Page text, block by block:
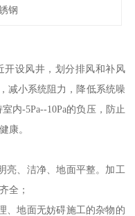
钢
开设风井，划分排风和补风
减小系统阻力，降低系统噪
内-5Pa--10Pa的负压，防止
康。
亮、洁净、地面平整。加工
全；
、地面无妨碍施工的杂物的